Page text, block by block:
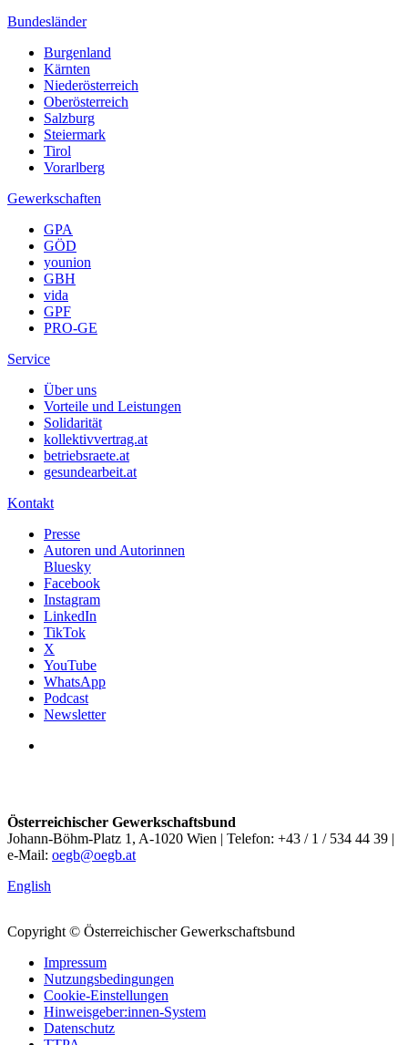
Bundesländer
Burgenland
Kärnten
Niederösterreich
Oberösterreich
Salzburg
Steiermark
Tirol
Vorarlberg
Gewerkschaften
GPA
GÖD
younion
GBH
vida
GPF
PRO-GE
Service
Über uns
Vorteile und Leistungen
Solidarität
kollektivvertrag.at
betriebsraete.at
gesundearbeit.at
Kontakt
Presse
Autoren und Autorinnen
Bluesky
Facebook
Instagram
LinkedIn
TikTok
X
YouTube
WhatsApp
Podcast
Newsletter
Österreichischer Gewerkschaftsbund
Johann-Böhm-Platz 1, A-1020 Wien | Telefon: +43 / 1 / 534 44 39 |
e-Mail: oegb@oegb.at
English
Copyright © Österreichischer Gewerkschaftsbund
Impressum
Nutzungsbedingungen
Cookie-Einstellungen
Hinweisgeber:innen-System
Datenschutz